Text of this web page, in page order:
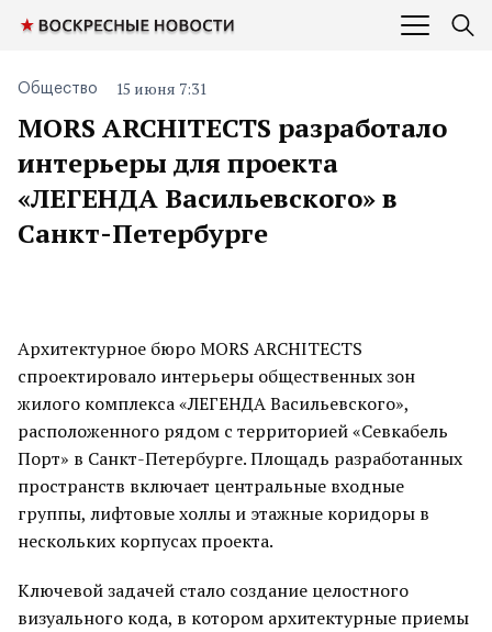
MORS ARCHITECTS разработало
интерьеры для проекта
«ЛЕГЕНДА Васильевского» в
Санкт-Петербурге
Общество 15 июня 7:31
Архитектурное бюро MORS ARCHITECTS
спроектировало интерьеры общественных зон
жилого комплекса «ЛЕГЕНДА Васильевского»,
расположенного рядом с территорией «Севкабель
Порт» в Санкт-Петербурге. Площадь разработанных
пространств включает центральные входные
группы, лифтовые холлы и этажные коридоры в
нескольких корпусах проекта.
Ключевой задачей стало создание целостного
визуального кода, в котором архитектурные приемы